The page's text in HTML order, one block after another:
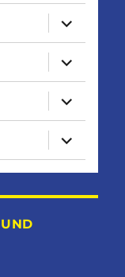
expandera
expandera
expandera
expandera